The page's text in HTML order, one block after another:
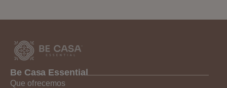
Be Casa Essential
Que ofrecemos